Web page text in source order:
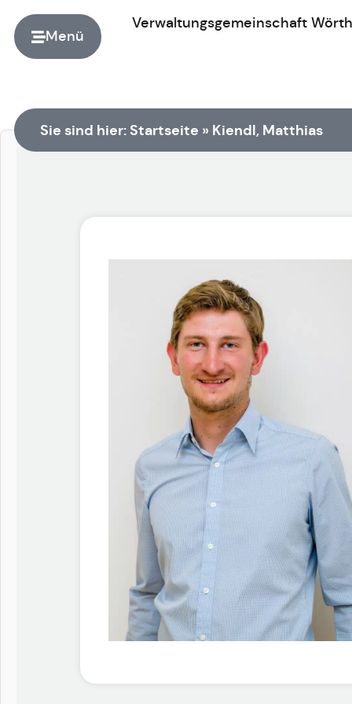
Menü
Verwaltungsgemeinschaft Wörth
Sie sind hier: Startseite » Kiendl, Matthias